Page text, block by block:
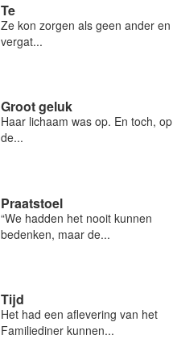
Te
Ze kon zorgen als geen ander en
vergat...
Groot geluk
Haar lichaam was op. En toch, op
de...
Praatstoel
“We hadden het nooit kunnen
bedenken, maar de...
Tijd
Het had een aflevering van het
Familiediner kunnen...